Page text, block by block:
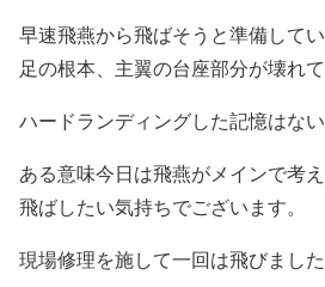
早速飛燕から飛ばそうと準備して
足の根本、主翼の台座部分が壊れ
ハードランディングした記憶はない
ある意味今日は飛燕がメインで考
飛ばしたい気持ちでございます。
現場修理を施して一回は飛びました